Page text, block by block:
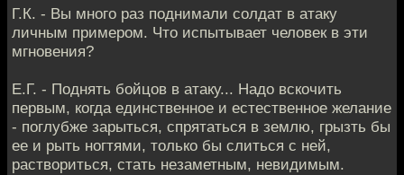
Г.К. - Вы много раз поднимали солдат в атаку
личным примером. Что испытывает человек в эти
мгновения?
Е.Г. - Поднять бойцов в атаку... Надо вскочить
первым, когда единственное и естественное желание
- поглубже зарыться, спрятаться в землю, грызть бы
ее и рыть ногтями, только бы слиться с ней,
раствориться, стать незаметным, невидимым.